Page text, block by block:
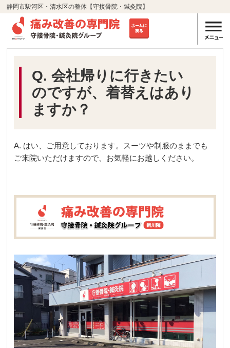
静岡市駿河区・清水区の整体【守接骨院・鍼灸院】
Q. 会社帰りに行きたい
のですが、着替えはあり
ますか？
A. はい、ご用意しております。スーツや制服のままでも
ご来院いただけますので、お気軽にお越しください。